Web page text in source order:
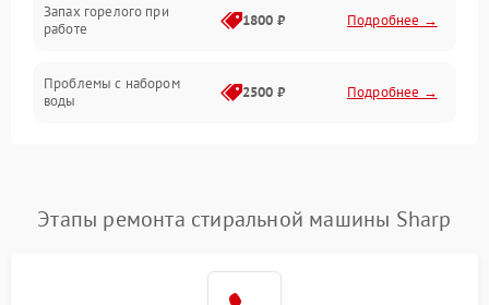
Запах горелого при
работе
1800 ₽ Подробнее →
Проблемы с набором
воды
2500 ₽ Подробнее →
Замена платы управления Подробнее →
Этапы ремонта стиральной машины Sharp